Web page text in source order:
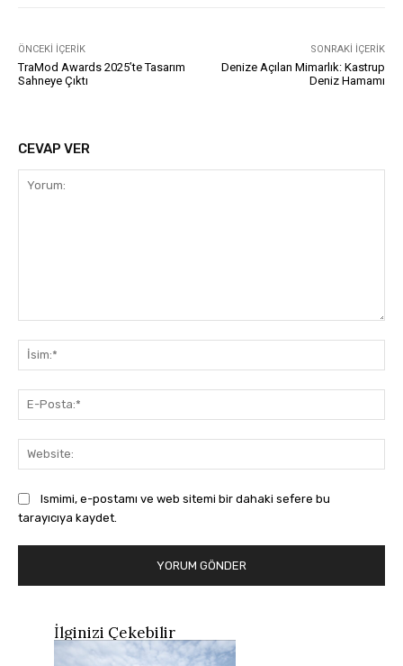
ÖNCEKI İÇERIK
TraMod Awards 2025’te Tasarım
Sahneye Çıktı
SONRAKI İÇERIK
Denize Açılan Mimarlık: Kastrup
Deniz Hamamı
CEVAP VER
Ismimi, e-postamı ve web sitemi bir dahaki sefere bu
tarayıcıya kaydet.
İlginizi Çekebilir